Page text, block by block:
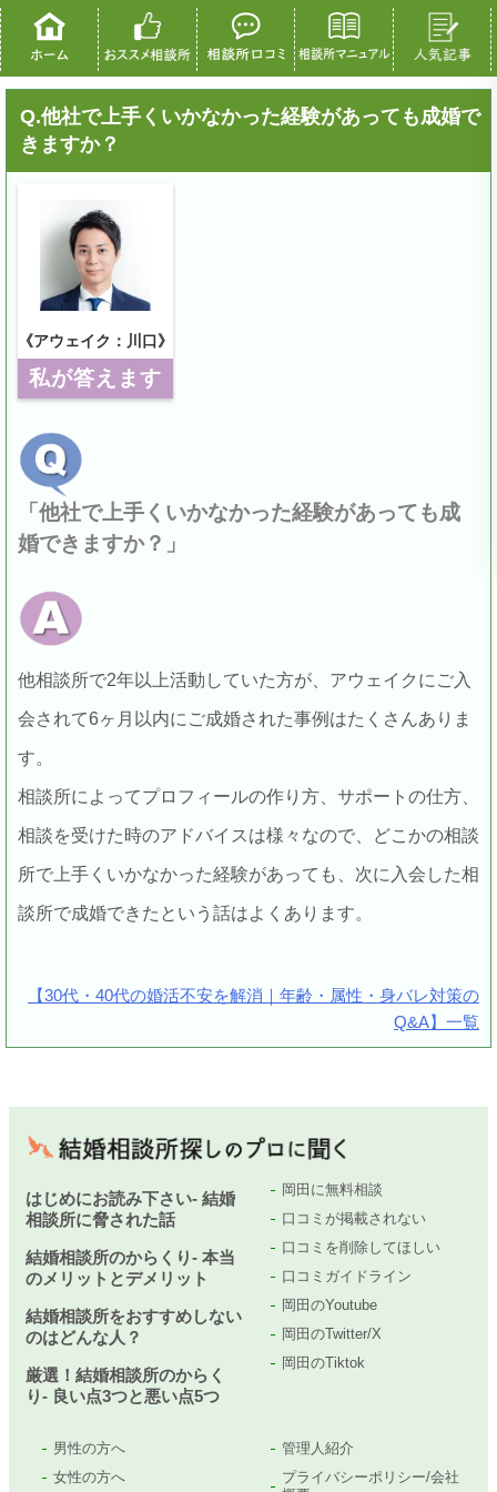
Q.他社で上手くいかなかった経験があっても成婚で
きますか？
《アウェイク：川口》
私が答えます
「他社で上手くいかなかった経験があっても成
婚できますか？」
他相談所で2年以上活動していた方が、アウェイクにご入
会されて6ヶ月以内にご成婚された事例はたくさんありま
す。
相談所によってプロフィールの作り方、サポートの仕方、
相談を受けた時のアドバイスは様々なので、どこかの相談
所で上手くいかなかった経験があっても、次に入会した相
談所で成婚できたという話はよくあります。
【30代・40代の婚活不安を解消｜年齢・属性・身バレ対策の
Q&A】一覧
はじめにお読み下さい- 結婚
相談所に脅された話
結婚相談所のからくり- 本当
のメリットとデメリット
結婚相談所をおすすめしない
のはどんな人？
厳選！結婚相談所のからく
り- 良い点3つと悪い点5つ
岡田に無料相談
口コミが掲載されない
口コミを削除してほしい
口コミガイドライン
岡田のYoutube
岡田のTwitter/X
岡田のTiktok
男性の方へ
女性の方へ
管理人紹介
プライバシーポリシー/会社